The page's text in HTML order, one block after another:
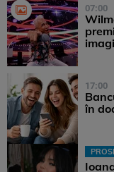
07:00
17:00
în